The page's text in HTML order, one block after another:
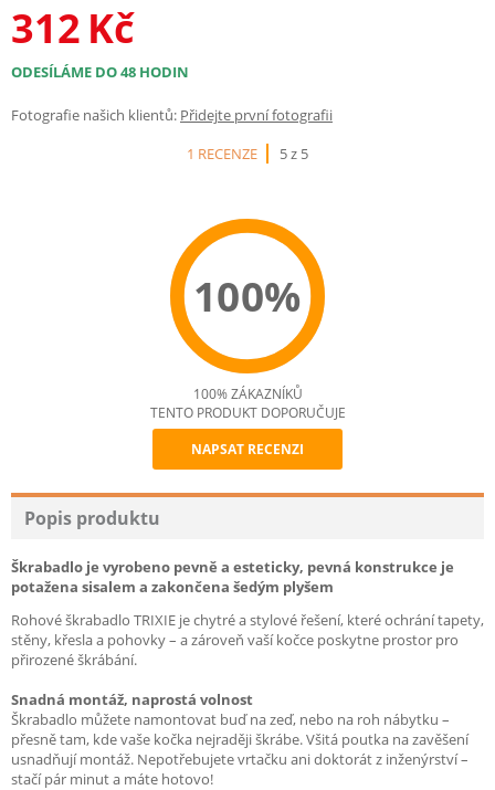
312 Kč
ODESÍLÁME DO 48 HODIN
Fotografie našich klientů: Přidejte první fotografii
1 RECENZE
5 z 5
100%
Recommend
100% ZÁKAZNÍKŮ
TENTO PRODUKT DOPORUČUJE
NAPSAT RECENZI
Popis produktu
Škrabadlo je vyrobeno pevně a esteticky, pevná konstrukce je
potažena sisalem a zakončena šedým plyšem
Rohové škrabadlo TRIXIE je chytré a stylové řešení, které ochrání tapety,
stěny, křesla a pohovky – a zároveň vaší kočce poskytne prostor pro
přirozené škrábání.
Snadná montáž, naprostá volnost
Škrabadlo můžete namontovat buď na zeď, nebo na roh nábytku –
přesně tam, kde vaše kočka nejraději škrábe. Všitá poutka na zavěšení
usnadňují montáž. Nepotřebujete vrtačku ani doktorát z inženýrství –
stačí pár minut a máte hotovo!